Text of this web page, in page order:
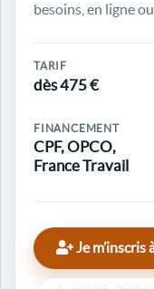
besoins, en ligne
TARIF
dès 475 €
FINANCEMENT
CPF, OPCO,
France Travail
Je